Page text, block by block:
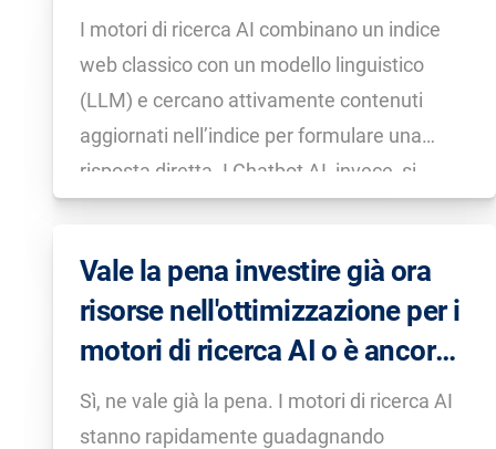
I motori di ricerca AI combinano un indice
web classico con un modello linguistico
(LLM) e cercano attivamente contenuti
aggiornati nell’indice per formulare una
risposta diretta. I Chatbot AI, invece, si
basano principalmente su dati di
opzionali e sono più orientati al dialogo con
l’utente.
Vale la pena investire già ora
risorse nell'ottimizzazione per i
motori di ricerca AI o è ancora
troppo presto?
Sì, ne vale già la pena. I motori di ricerca AI
stanno rapidamente guadagnando